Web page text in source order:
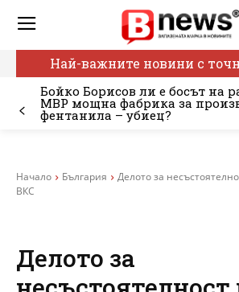
Най-важните новини с
Бойко Борисов ли е босът на
МВР мощна фабрика за
фентанила – убиец?
Начало България
Делото за
ВКС
Делото за